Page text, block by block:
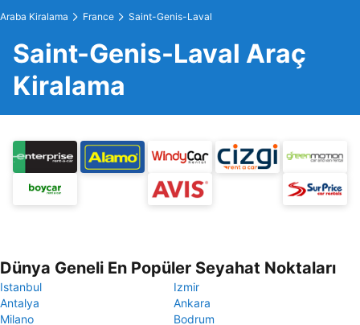
Araba Kiralama France Saint-Genis-Laval
Saint-Genis-Laval Araç
Kiralama
Dünya Geneli En Popüler Seyahat Noktaları
Istanbul
Izmir
Antalya
Ankara
Milano
Bodrum